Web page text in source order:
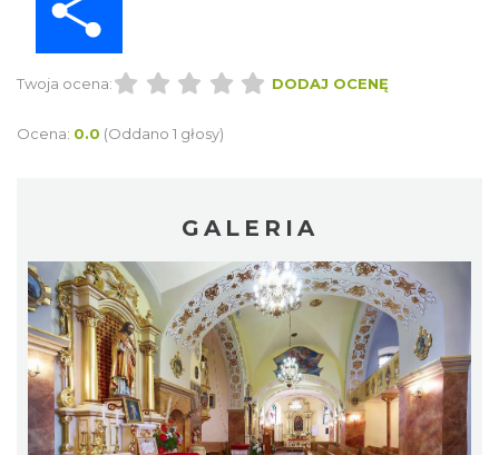
Twoja ocena: DODAJ OCENĘ
Ocena: 0.0 (Oddano 1 głosy)
GALERIA